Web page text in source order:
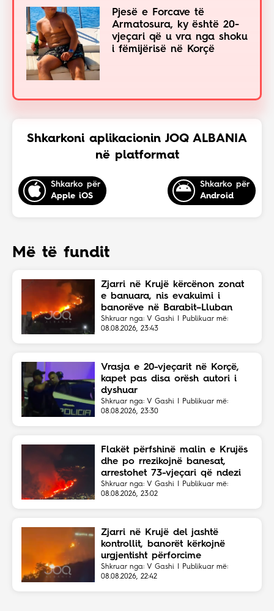
Pjesë e Forcave të
Armatosura, ky është 20-
vjeçari që u vra nga shoku
i fëmijërisë në Korçë
Shkarkoni aplikacionin JOQ ALBANIA
në platformat
Shkarko për
Apple iOS
Shkarko për
Android
Më të fundit
Zjarri në Krujë kërcënon zonat
e banuara, nis evakuimi i
banorëve në Barabit–Lluban
Shkruar nga: V Gashi | Publikuar më:
08.08.2026, 23:43
Vrasja e 20-vjeçarit në Korçë,
kapet pas disa orësh autori i
dyshuar
Shkruar nga: V Gashi | Publikuar më:
08.08.2026, 23:30
Flakët përfshinë malin e Krujës
dhe po rrezikojnë banesat,
arrestohet 73-vjeçari që ndezi
zjarrin për të djegur barin
Shkruar nga: V Gashi | Publikuar më:
08.08.2026, 23:02
Zjarri në Krujë del jashtë
kontrollit, banorët kërkojnë
urgjentisht përforcime
Shkruar nga: V Gashi | Publikuar më:
08.08.2026, 22:42